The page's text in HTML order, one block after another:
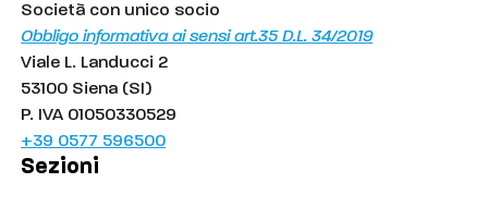
Società con unico socio
Obbligo informativa ai sensi art.35 D.L. 34/2019
Viale L. Landucci 2
53100 Siena (SI)
P. IVA 01050330529
+39 0577 596500
Sezioni